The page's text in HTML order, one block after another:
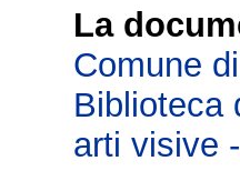
La
Comune
Biblioteca
arti visive